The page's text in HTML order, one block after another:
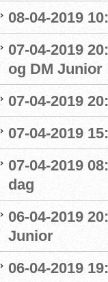
08-04-2019
07-04-2019
og DM Junior
07-04-2019
07-04-2019
07-04-2019
dag
06-04-2019
Junior
06-04-2019